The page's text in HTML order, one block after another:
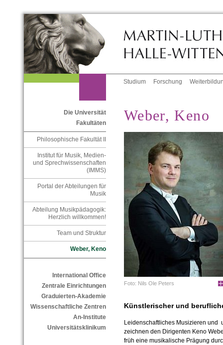
Studium Forschung
Die Universität
Fakultäten
Philosophische Fakultät II
Institut für Musik, Medien-
und Sprechwissenschaften
(IMMS)
Portal der Abteilungen für
Musik
Abteilung Musikpädagogik:
Herzlich willkommen!
Team und Struktur
Weber, Keno
International Office
Zentrale Einrichtungen
Graduierten-Akademie
Wissenschaftliche Zentren
An-Institute
Universitätsklinikum
Weber, Keno
Foto: Nils Ole Peters
Künstlerischer und
Leidenschaftliches Musizieren und
zeichnen den Dirigenten Keno
früh eine musikalische Prägung